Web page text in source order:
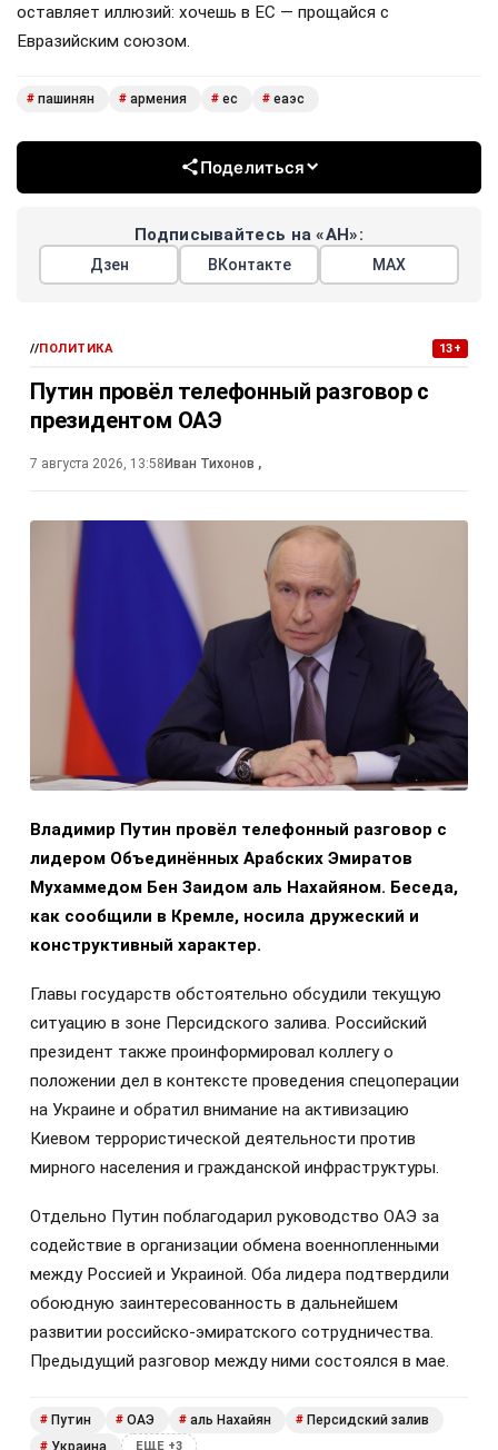
оставляет иллюзий: хочешь в ЕС — прощайся с
Евразийским союзом.
# пашинян # армения # ес # еаэс
Поделиться
Подписывайтесь на «АН»:
Дзен ВКонтакте МАХ
//ПОЛИТИКА 13+
Путин провёл телефонный разговор с
президентом ОАЭ
7 августа 2026, 13:58 Иван Тихонов ,
Владимир Путин провёл телефонный разговор с
лидером Объединённых Арабских Эмиратов
Мухаммедом Бен Заидом аль Нахайяном. Беседа,
как сообщили в Кремле, носила дружеский и
конструктивный характер.
Главы государств обстоятельно обсудили текущую
ситуацию в зоне Персидского залива. Российский
президент также проинформировал коллегу о
положении дел в контексте проведения спецоперации
на Украине и обратил внимание на активизацию
Киевом террористической деятельности против
мирного населения и гражданской инфраструктуры.
Отдельно Путин поблагодарил руководство ОАЭ за
содействие в организации обмена военнопленными
между Россией и Украиной. Оба лидера подтвердили
обоюдную заинтересованность в дальнейшем
развитии российско-эмиратского сотрудничества.
Предыдущий разговор между ними состоялся в мае.
# Путин # ОАЭ # аль Нахайян # Персидский залив
# Украина ЕЩЕ +3